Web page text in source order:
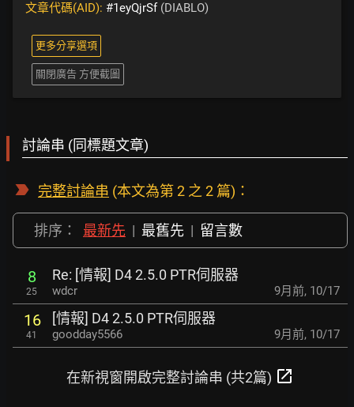
文章代碼(AID): #1eyQjrSf(DIABLO)
更多分享選項
關閉廣告 方便截圖
討論串 (同標題文章)
完整討論串 (本文為第 2 之 2 篇)：
排序： 最新先 | 最舊先 | 留言數
8
25
Re: [情報] D4 2.5.0 PTR伺服器
wdcr 9月前, 10/17
16
41
[情報] D4 2.5.0 PTR伺服器
goodday5566 9月前, 10/17
在新視窗開啟完整討論串 (共2篇) open_in_new